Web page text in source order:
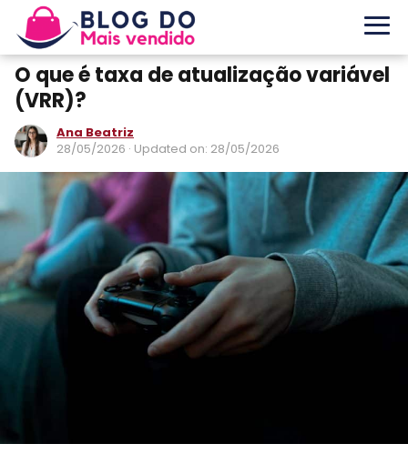
O que é taxa de atualização variável
(VRR)?
Ana Beatriz
28/05/2026 · Updated on: 28/05/2026